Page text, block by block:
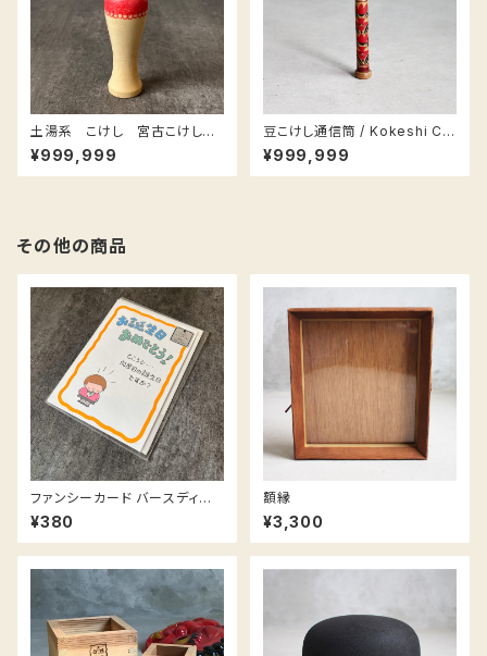
土湯系 こけし 宮古こけし
坂下隆男 南部
¥999,999
豆こけし通信筒 / Kokeshi Ca
se
¥999,999
その他の商品
ファンシーカード バースディカ
ード 女の子 / Birthday card
GIRL
¥380
額縁
¥3,300